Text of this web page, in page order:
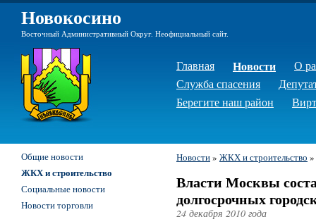
Новокосино
Восточный Административный Округ. Неофициальный сайт.
Главная Новости
О
Служба спасения
Берегите наш район
Новости» ЖКХ и строительство »
Власти Москвы
долгосрочных
24 декабря 2010 года
Общие новости
ЖКХ и строительство
Социальные новости
Новости торговли